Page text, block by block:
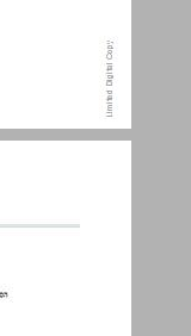
ב. ילדות, נעורים ובחירה בדרך ציונית־סוציאליסטית באמריקה: 'מוטב שנהיה קבצנים בארץ־ישראל ולא עשירים באמריקה' ... 3